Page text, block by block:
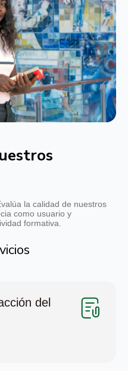
la calidad de nuestros
como usuario y
formativa.
del